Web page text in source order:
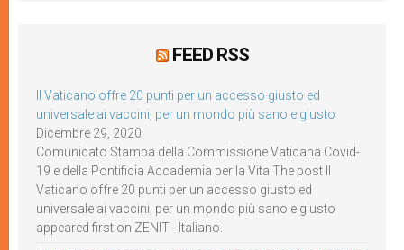
FEED RSS
Il Vaticano offre 20 punti per un accesso giusto ed
universale ai vaccini, per un mondo più sano e giusto
Dicembre 29, 2020
Comunicato Stampa della Commissione Vaticana Covid-
19 e della Pontificia Accademia per la Vita The post Il
Vaticano offre 20 punti per un accesso giusto ed
universale ai vaccini, per un mondo più sano e giusto
appeared first on ZENIT - Italiano.